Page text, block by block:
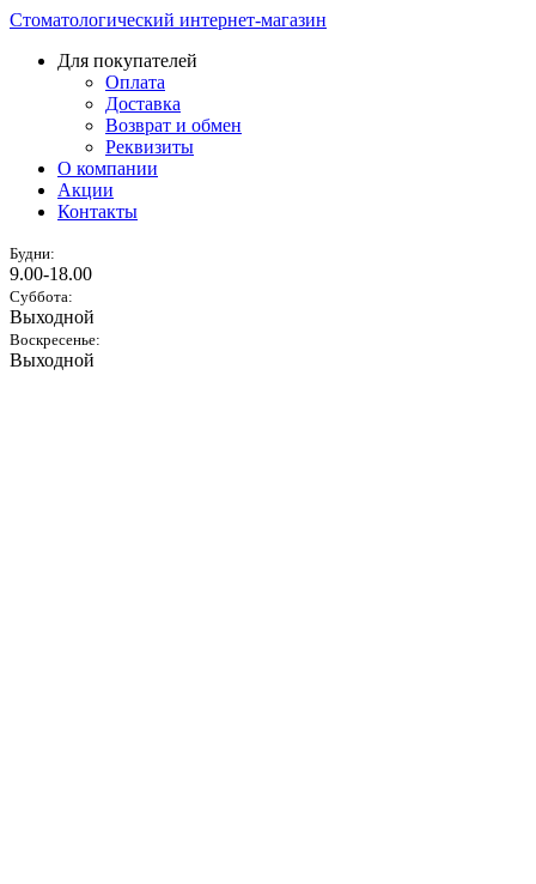
Стоматологический интернет-магазин
Для покупателей
Оплата
Доставка
Возврат и обмен
Реквизиты
О компании
Акции
Контакты
Будни:
9.00-18.00
Суббота:
Выходной
Воскресенье:
Выходной